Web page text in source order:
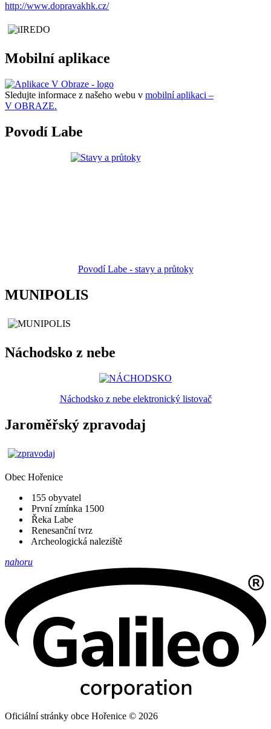
http://www.dopravakhk.cz/
Mobilní aplikace
Sledujte informace z našeho webu v mobilní aplikaci –
V OBRAZE.
Povodí Labe
Povodí Labe - stavy a průtoky
MUNIPOLIS
Náchodsko z nebe
Náchodsko z nebe elektronický listovač
Jaroměřský zpravodaj
Obec Hořenice
155 obyvatel
První zmínka 1500
Řeka Labe
Renesanční tvrz
Archeologická naleziště
nahoru
Oficiální stránky obce Hořenice © 2026